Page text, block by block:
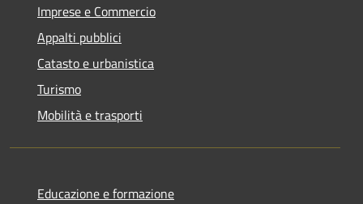
Imprese e Commercio
Appalti pubblici
Catasto e urbanistica
Turismo
Mobilità e trasporti
Educazione e formazione